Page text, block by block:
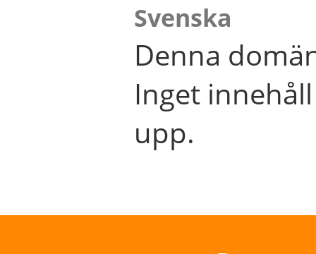
Svenska
Denna
Inget
upp.